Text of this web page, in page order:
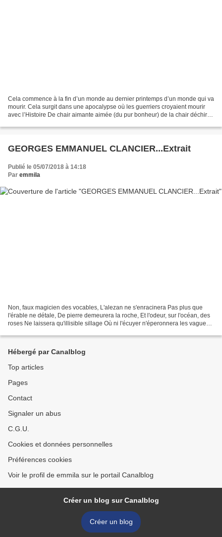
Cela commence à la fin d’un monde au dernier printemps d’un monde qui va
mourir. Cela surgit dans une apocalypse où les guerriers croyaient mourir
avec l’Histoire De chair aimante aimée (du pur bonheur) de la chair déchirée
GEORGES EMMANUEL CLANCIER...Extrait
Publié le 05/07/2018 à 14:18
Par emmila
Non, faux magicien des vocables, L'alezan ne s'enracinera Pas plus que
l'érable ne détale, De pierre demeurera la roche, Et l'odeur, sur l'océan, des
roses Ne laissera qu'illisible sillage Où ni l'écuyer n'éperonnera les vagues
Hébergé par Canalblog
Top articles
Pages
Contact
Signaler un abus
C.G.U.
Cookies et données personnelles
Préférences cookies
Voir le profil de emmila sur le portail Canalblog
Créer un blog sur Canalblog
Créer un blog